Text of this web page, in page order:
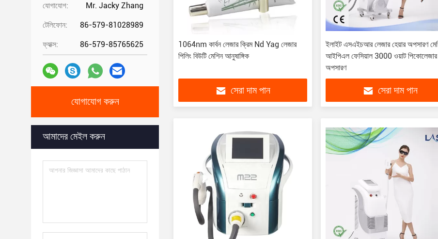
যোগাযোগ: Mr. Jacky Zhang
টেলিফোন: 86-579-81028989
ফ্যাক্স: 86-579-85765625
যোগাযোগ করুন
আমাদের মেইল ​​করুন
1064nm কার্বন লেজার ক্রিম Nd Yag লেজার
পিলিং বিউটি মেশিন আনুষাঙ্গিক
সেরা দাম পান
ইলাইট এসএইচআর লেজার হেয়ার অপসারণ
আইপিএল ফেসিয়াল 3000 ওয়াট পিকোলেজার
অপসারণ
সেরা দাম পান